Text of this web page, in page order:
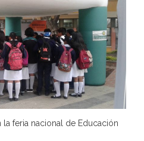
feria nacional de Educación